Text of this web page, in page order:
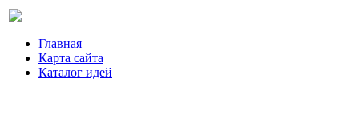
Главная
Карта сайта
Каталог идей